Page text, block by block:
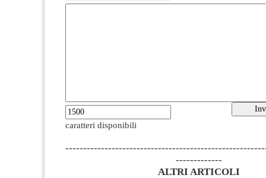
caratteri disponibili
-------------
ALTRI ARTICOLI